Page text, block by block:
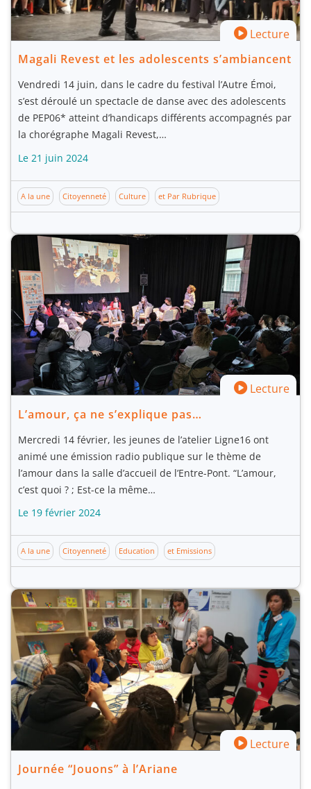
Lecture
Magali Revest et les adolescents s’ambiancent
Vendredi 14 juin, dans le cadre du festival l’Autre Émoi,
s’est déroulé un spectacle de danse avec des adolescents
de PEP06* atteint d’handicaps différents accompagnés par
la chorégraphe Magali Revest,…
Le 21 juin 2024
A la une Citoyenneté Culture et Par Rubrique
Lecture
L’amour, ça ne s’explique pas…
Mercredi 14 février, les jeunes de l’atelier Ligne16 ont
animé une émission radio publique sur le thème de
l’amour dans la salle d’accueil de l’Entre-Pont. “L’amour,
c’est quoi ? ; Est-ce la même…
Le 19 février 2024
A la une Citoyenneté Education et Emissions
Lecture
Journée “Jouons” à l’Ariane